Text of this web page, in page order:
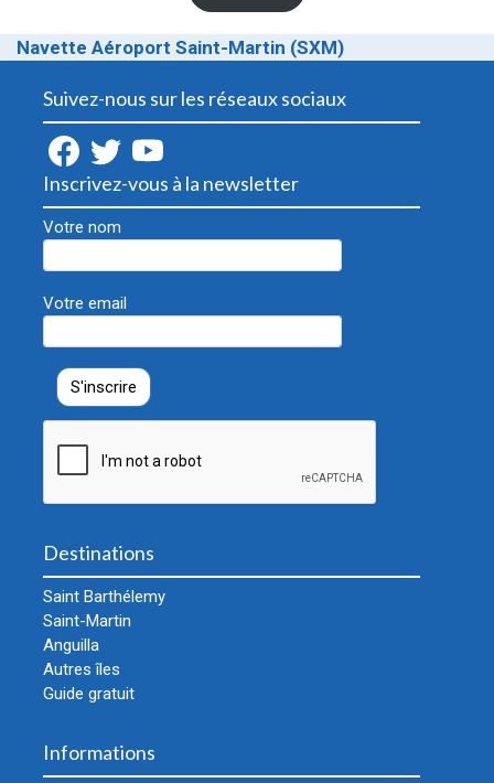
Navette Aéroport Saint-Martin (SXM)
Suivez-nous sur les réseaux sociaux
Inscrivez-vous à la newsletter
Votre nom
Votre email
Destinations
Saint Barthélemy
Saint-Martin
Anguilla
Autres îles
Guide gratuit
Informations